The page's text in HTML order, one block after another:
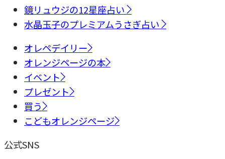
鏡リュウジの12星座占い
水晶玉子のプレミアムうさぎ占い
オレペデイリー
オレンジページの本
イベント
プレゼント
買う
こどもオレンジページ
公式SNS